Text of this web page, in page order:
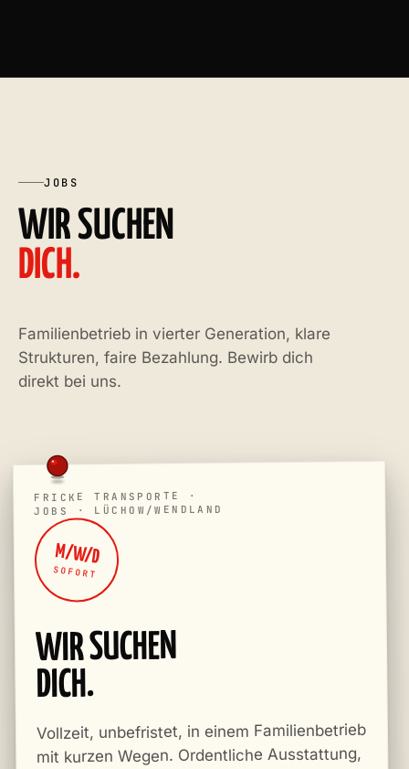
JOBS
WIR SUCHEN
DICH.
Familienbetrieb in vierter Generation, klare
Strukturen, faire Bezahlung. Bewirb dich
direkt bei uns.
MAX · KFZ-MEISTER · HEBEBÜHNE
NILS · MECHATRONIKER · FUHRPARK
FRICKE TRANSPORTE ·
JOBS · LÜCHOW/WENDLAND
M/W/D
SOFORT
WIR SUCHEN
DICH.
Vollzeit, unbefristet, in einem Familienbetrieb
mit kurzen Wegen. Ordentliche Ausstattung,